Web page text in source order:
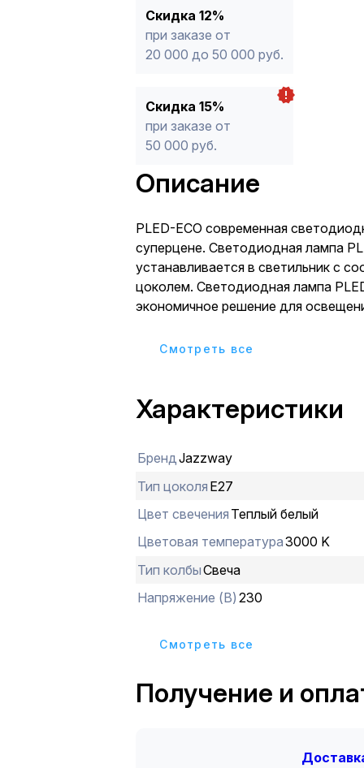
Скидка 12%
при заказе от
20 000 до 50 000 руб.
Скидка 15%
при заказе от
50 000 руб.
Описание
PLED-ECO современная светодиодная лампа по
суперцене. Светодиодная лампа
устанавливается в светильник с
цоколем. Светодиодная лампа
экономичное решение для
Cмотреть все
Характеристики
БрендJazzway
Тип цоколя E27
Цвет свечения Теплый белый
Цветовая температура3000 K
Тип колбыСвеча
Напряжение (В) 230
Cмотреть все
Получение и